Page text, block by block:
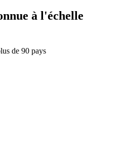
à l'échelle
de 90 pays